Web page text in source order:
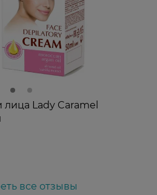
Lady Caramel
все отзывы